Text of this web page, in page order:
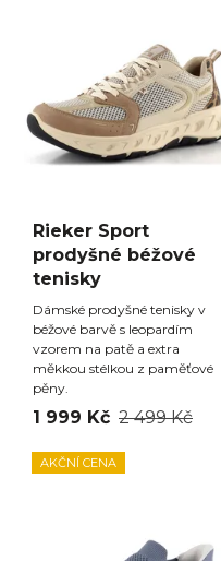
Rieker Sport
prodyšné béžové
tenisky
Dámské prodyšné tenisky v
béžové barvě s leopardím
vzorem na patě a extra
měkkou stélkou z paměťové
pěny.
1 999 Kč 2 499 Kč
AKČNÍ CENA